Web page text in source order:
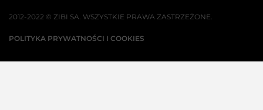
2012-2022 © ZIBI SA. WSZYSTKIE PRAWA ZASTRZEŻONE.
POLITYKA PRYWATNOŚCI I COOKIES